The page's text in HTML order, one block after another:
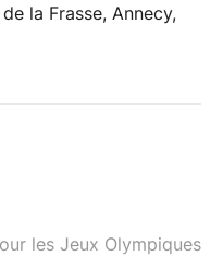
la Frasse, Annecy,
les Jeux Olympiques